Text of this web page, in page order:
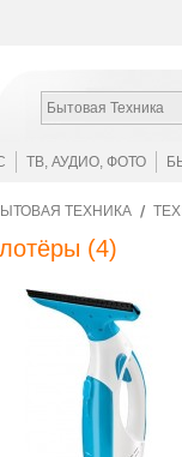
Бытовая Техника
ТВ, АУДИО, ФОТО
ТЕХНИКА
(4)